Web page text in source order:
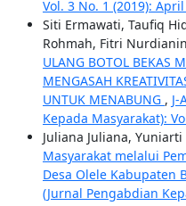
Vol. 3 No. 1 (2019):
Siti Ermawati, Taufiq
Rohmah, Fitri
ULANG BOTOL BEKAS
MENGASAH
UNTUK MENABUNG , J-
Kepada Masyarakat):
Juliana Juliana, Yuniarti
Masyarakat melalui
Desa Olele Kabupaten
(Jurnal Pengabdian